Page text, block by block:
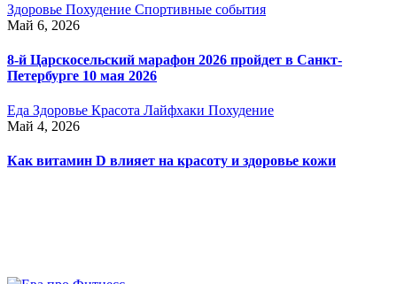
Здоровье Похудение Спортивные события
Май 6, 2026
8-й Царскосельский марафон 2026 пройдет в Санкт-
Петербурге 10 мая 2026
Еда Здоровье Красота Лайфхаки Похудение
Май 4, 2026
Как витамин D влияет на красоту и здоровье кожи